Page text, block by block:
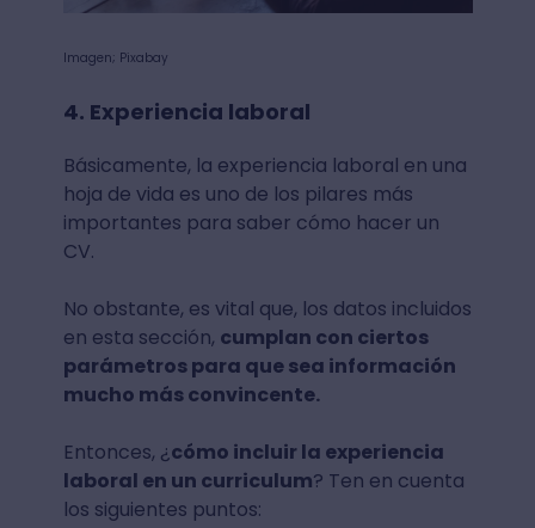
Imagen; Pixabay
4. Experiencia laboral
Básicamente, la experiencia laboral en una
hoja de vida es uno de los pilares más
importantes para saber cómo hacer un
CV.
No obstante, es vital que, los datos incluidos
en esta sección, cumplan con ciertos
parámetros para que sea información
mucho más convincente.
Entonces, ¿cómo incluir la experiencia
laboral en un curriculum? Ten en cuenta
los siguientes puntos: